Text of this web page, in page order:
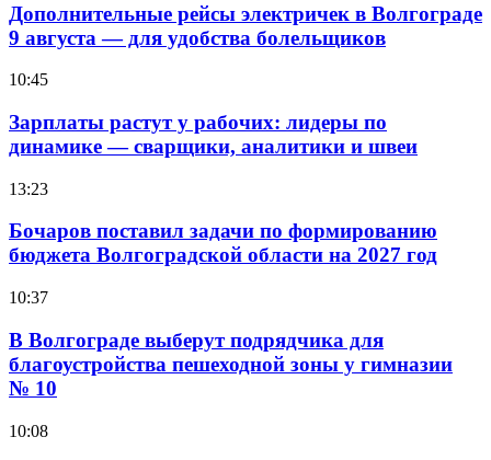
Дополнительные рейсы электричек в Волгограде
9 августа — для удобства болельщиков
10:45
Зарплаты растут у рабочих: лидеры по
динамике — сварщики, аналитики и швеи
13:23
Бочаров поставил задачи по формированию
бюджета Волгоградской области на 2027 год
10:37
В Волгограде выберут подрядчика для
благоустройства пешеходной зоны у гимназии
№ 10
10:08